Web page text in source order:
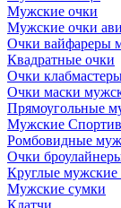
Мужские очки
Мужские очки
Очки вайфареры
Квадратные очки
Очки
Очки маски
Прямоугольные
Мужские
Ромбовидные
Очки
Круглые мужские
Мужские сумки
Клатчи